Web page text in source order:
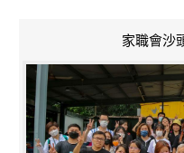
家職會沙